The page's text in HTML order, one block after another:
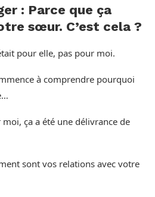
: Parce que ça
sœur. C’est cela ?
pour elle, pas pour moi.
à comprendre pourquoi
ça a été une délivrance de
sont vos relations avec votre